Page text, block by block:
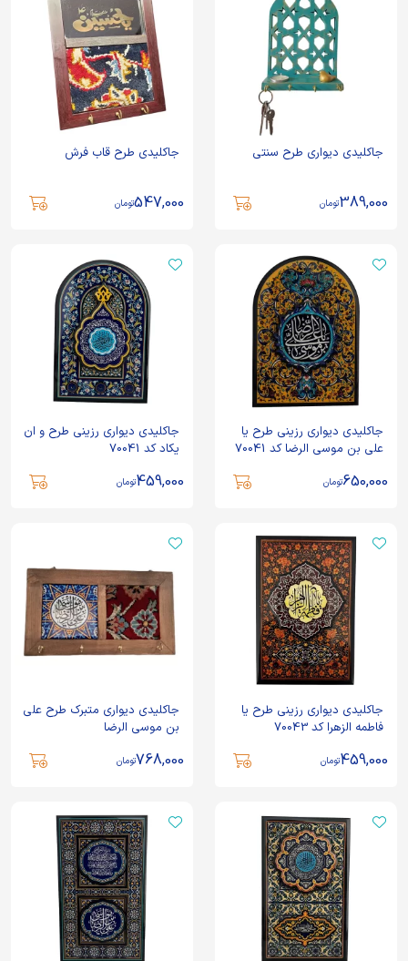
جاکلیدی دیواری طرح سنتی
389,000تومان
جاکلیدی طرح قاب فرش
547,000تومان
جاکلیدی دیواری رزینی طرح یا
علی بن موسی الرضا کد 70041
650,000تومان
جاکلیدی دیواری رزینی طرح و ان
یکاد کد 70041
459,000تومان
جاکلیدی دیواری رزینی طرح یا
فاطمه الزهرا کد 70043
459,000تومان
جاکلیدی دیواری متبرک طرح علی
بن موسی الرضا
768,000تومان